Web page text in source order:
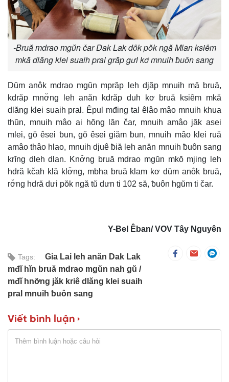
-Bruă mdrao mgŭn čar Dak Lak dôk pŏk ngă Mlan ksiêm
mkă dlăng klei suaih pral grăp gưl kơ mnuih ƀuôn sang
Dŭm anôk mdrao mgŭn mprăp leh djăp mnuih mă bruă,
kdrăp mnơ̆ng leh anăn kdrăp duh kơ bruă ksiêm mkă
dlăng klei suaih pral. Êpul mđing tal êlâo mâo mnuih khua
thŭn, mnuih mâo ai hŏng lăn čar, mnuih amâo jăk asei
mlei, gŏ êsei ƀun, gŏ êsei giăm ƀun, mnuih mâo klei ruă
amâo thâo hlao, mnuih djuê ƀiă leh anăn mnuih ƀuôn sang
krĭng dleh dlan. Knơ̆ng bruă mdrao mgŭn mkŏ mjing leh
hdră kčah klă klơ̆ng, mbha bruă klam kơ dŭm anôk bruă,
rơ̆ng hdră dưi pŏk ngă tŭ dưn ti 102 să, ƀuôn hgŭm ti čar.
Y-Ƀel Êban/ VOV Tây Nguyên
Tags:
Gia Lai leh anăn Dak Lak
mđĭ hĭn bruă mdrao mgŭn nah gŭ
mđĭ hnơ̆ng jăk kriê dlăng klei suaih
pral mnuih ƀuôn sang
Viết bình luận